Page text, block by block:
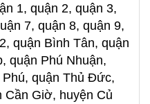
1, quận 2, quận 3,
7, quận 8, quận 9,
quận Bình Tân, quận
quận Phú Nhuận,
quận Thủ Đức,
Cần Giờ, huyện Củ